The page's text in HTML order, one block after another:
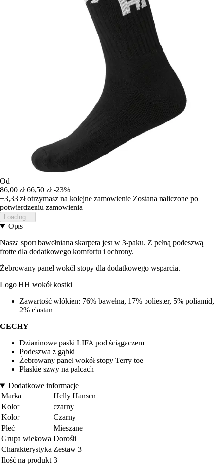
Od
86,00 zł 66,50 zł -23%
+3,33 złotrzymasz na kolejne zamowienie Zostana naliczone po
potwierdzeniu zamowienia
Loading...
Opis
Nasza sport bawełniana skarpeta jest w 3-paku. Z pełną podeszwą
frotte dla dodatkowego komfortu i ochrony.
Żebrowany panel wokół stopy dla dodatkowego wsparcia.
Logo HH wokół kostki.
Zawartość włókien: 76% bawełna, 17% poliester, 5% poliamid,
2% elastan
CECHY
Dzianinowe paski LIFA pod ściągaczem
Podeszwa z gąbki
Żebrowany panel wokół stopy Terry toe
Płaskie szwy na palcach
Dodatkowe informacje
Marka
Helly Hansen
Kolor
czarny
Kolor
Czarny
Płeć
Mieszane
Grupa wiekowa Dorośli
Charakterystyka Zestaw 3
Ilość na produkt 3